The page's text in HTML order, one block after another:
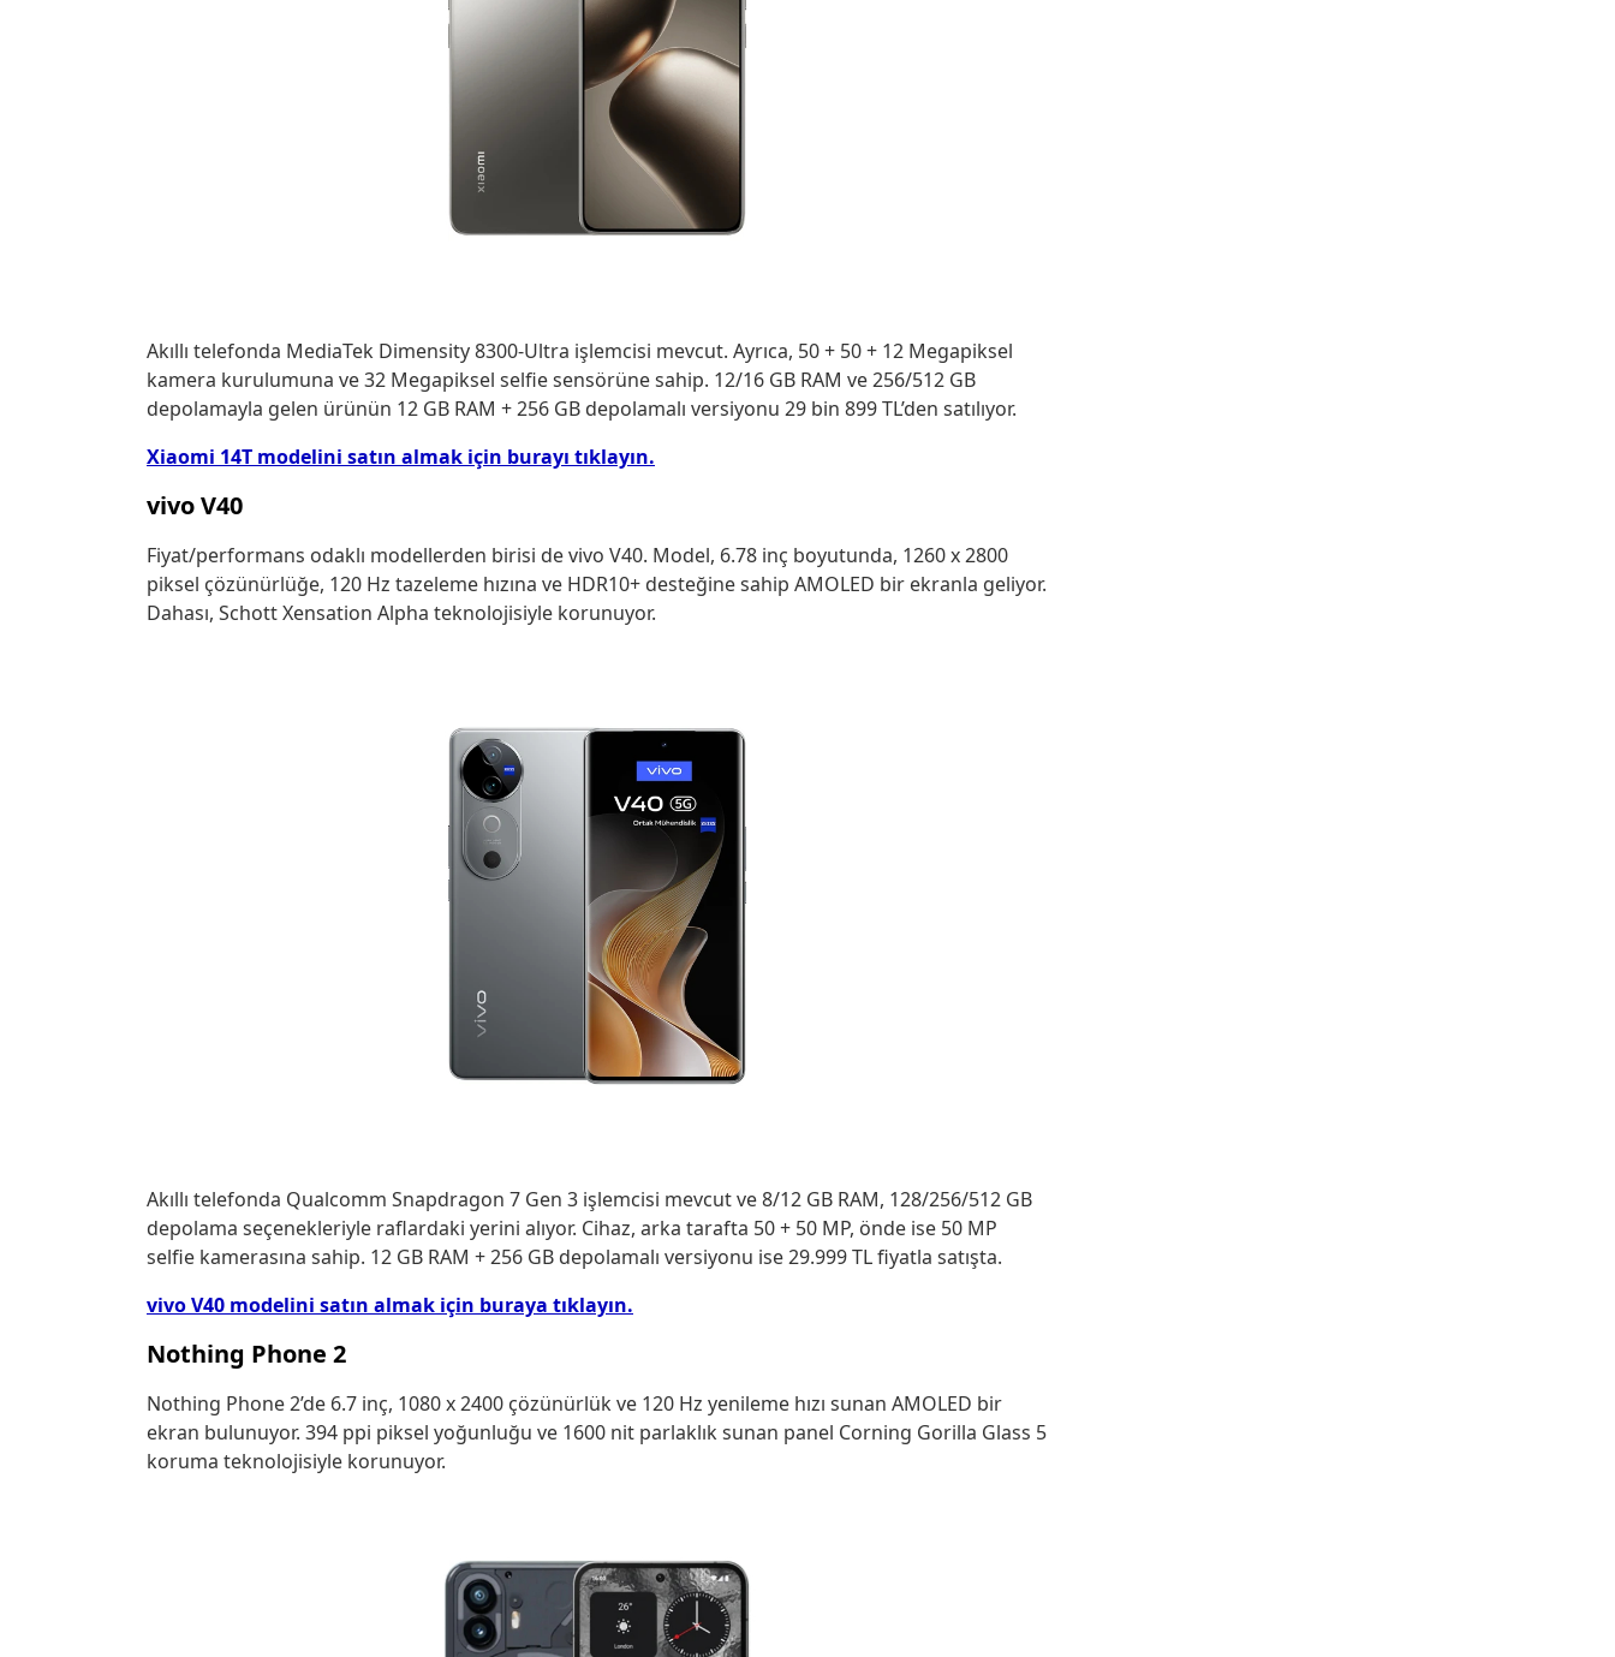
Akıllı telefonda MediaTek Dimensity 8300-Ultra işlemcisi mevcut. Ayrıca, 50 + 50 + 12 Megapiksel
kamera kurulumuna ve 32 Megapiksel selfie sensörüne sahip. 12/16 GB RAM ve 256/512 GB
depolamayla gelen ürünün 12 GB RAM + 256 GB depolamalı versiyonu 29 bin 899 TL’den satılıyor.
Xiaomi 14T modelini satın almak için burayı tıklayın.
vivo V40
Fiyat/performans odaklı modellerden birisi de vivo V40. Model, 6.78 inç boyutunda, 1260 x 2800
piksel çözünürlüğe, 120 Hz tazeleme hızına ve HDR10+ desteğine sahip AMOLED bir ekranla geliyor.
Dahası, Schott Xensation Alpha teknolojisiyle korunuyor.
Akıllı telefonda Qualcomm Snapdragon 7 Gen 3 işlemcisi mevcut ve 8/12 GB RAM, 128/256/512 GB
depolama seçenekleriyle raflardaki yerini alıyor. Cihaz, arka tarafta 50 + 50 MP, önde ise 50 MP
selfie kamerasına sahip. 12 GB RAM + 256 GB depolamalı versiyonu ise 29.999 TL fiyatla satışta.
vivo V40 modelini satın almak için buraya tıklayın.
Nothing Phone 2
Nothing Phone 2’de 6.7 inç, 1080 x 2400 çözünürlük ve 120 Hz yenileme hızı sunan AMOLED bir
ekran bulunuyor. 394 ppi piksel yoğunluğu ve 1600 nit parlaklık sunan panel Corning Gorilla Glass 5
koruma teknolojisiyle korunuyor.